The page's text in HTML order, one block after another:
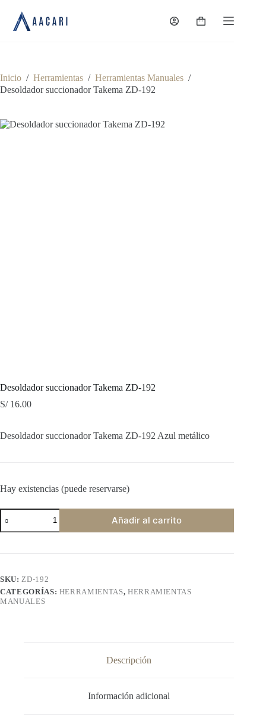
contenido
Carro
Inicio / Herramientas / Herramientas Manuales /
Desoldador succionador Takema ZD-192
Desoldador succionador Takema ZD-192
S/16.00
Desoldador succionador Takema ZD-192 Azul metálico
Hay existencias (puede reservarse)
Desoldador
succionador
Takema
Añadir al carrito
SKU: ZD-192
CATEGORÍAS: HERRAMIENTAS, HERRAMIENTAS
MANUALES
Descripción
Información adicional